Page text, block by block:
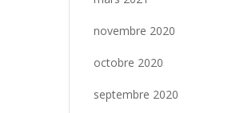
novembre 2020
octobre 2020
septembre 2020